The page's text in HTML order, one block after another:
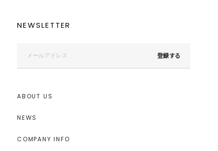
NEWSLETTER
登録する
ABOUT US
NEWS
COMPANY INFO